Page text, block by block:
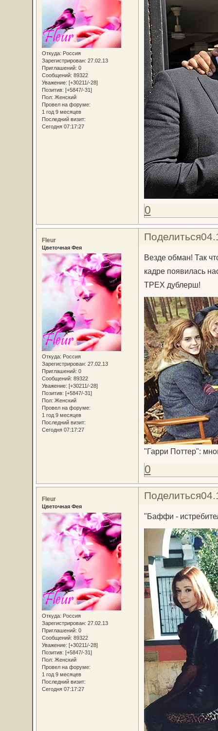
Откуда: Россия
Зарегистрирован: 27.02.13
Приглашений: 0
Сообщений: 89322
Уважение: [+30211/-28]
Позитив: [+5847/-31]
Пол: Женский
Провел на форуме:
1 год 9 месяцев
Последний визит:
Сегодня 07:17:27
0
Поделиться
Fleur
Цветочная Фея
Откуда: Россия
Зарегистрирован: 27.02.13
Приглашений: 0
Сообщений: 89322
Уважение: [+30211/-28]
Позитив: [+5847/-31]
Пол: Женский
Провел на форуме:
1 год 9 месяцев
Последний визит:
Сегодня 07:17:27
Везде обман! Так
кадре появилась
ТРЕХ дублерш!
"Гарри Поттер":
0
Поделиться
Fleur
Цветочная Фея
Откуда: Россия
Зарегистрирован: 27.02.13
Приглашений: 0
Сообщений: 89322
Уважение: [+30211/-28]
Позитив: [+5847/-31]
Пол: Женский
Провел на форуме:
1 год 9 месяцев
Последний визит:
Сегодня 07:17:27
"Баффи -